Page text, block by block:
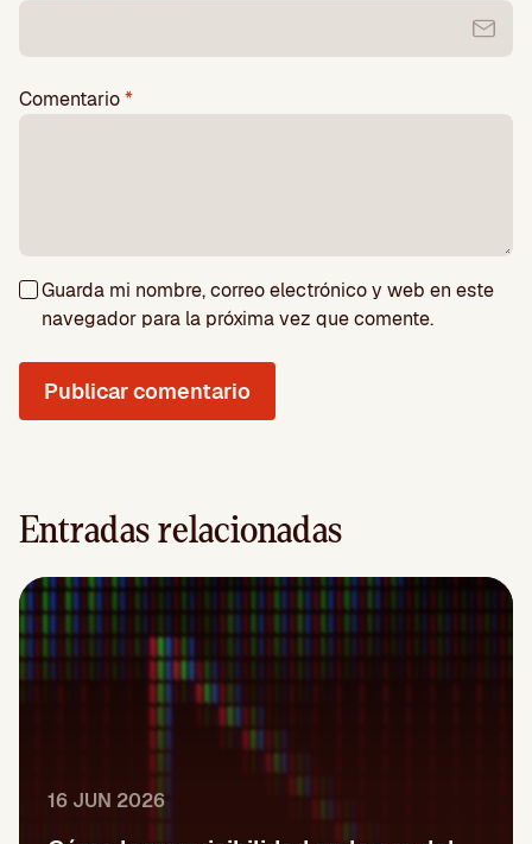
Comentario*
Guarda mi nombre, correo electrónico y web en este
navegador para la próxima vez que comente.
Entradas relacionadas
16 JUN 2026